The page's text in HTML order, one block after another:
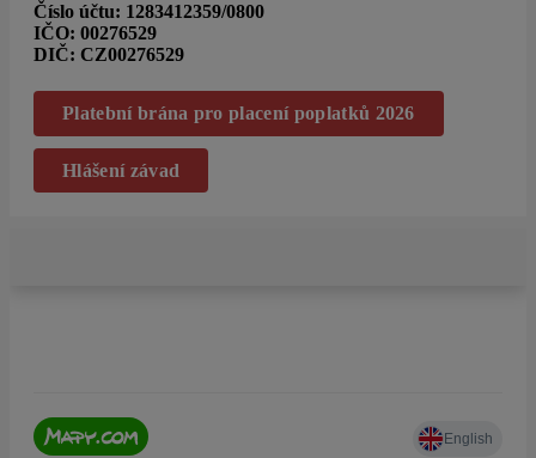
Číslo účtu: 1283412359/0800
IČO: 00276529
DIČ: CZ00276529
Platební brána pro placení poplatků 2026
Hlášení závad